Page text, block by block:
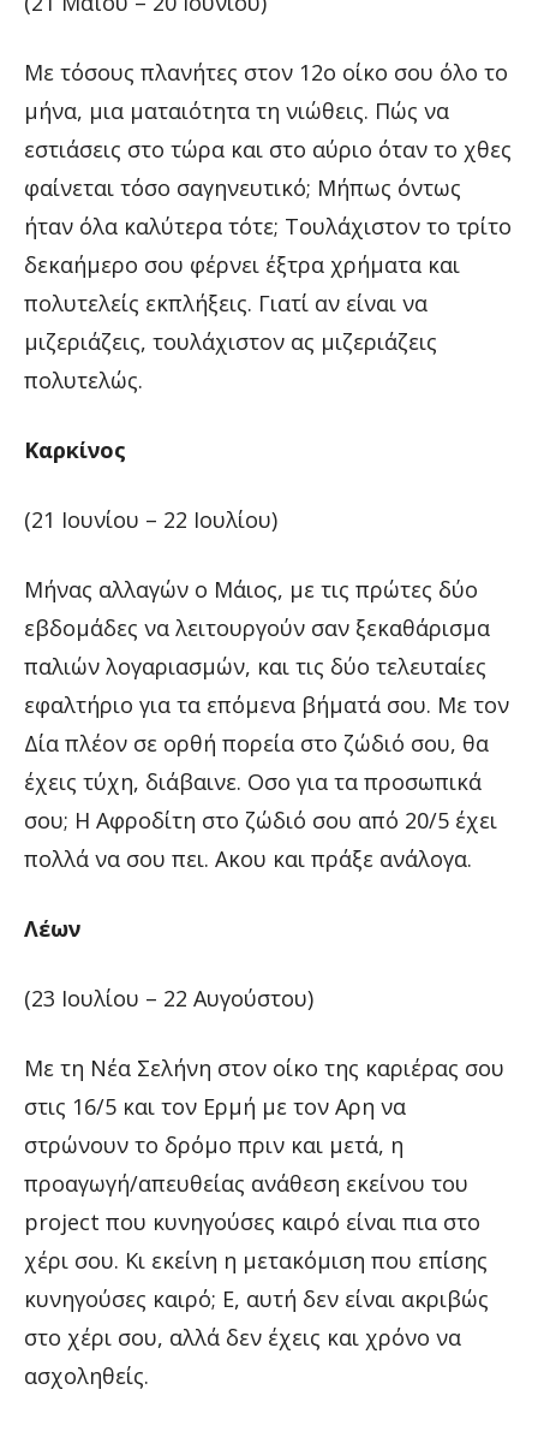
Με τόσους πλανήτες στον 12ο οίκο σου όλο το
μήνα, μια ματαιότητα τη νιώθεις. Πώς να
εστιάσεις στο τώρα και στο αύριο όταν το χθες
φαίνεται τόσο σαγηνευτικό; Μήπως όντως
ήταν όλα καλύτερα τότε; Τουλάχιστον το τρίτο
δεκαήμερο σου φέρνει έξτρα χρήματα και
πολυτελείς εκπλήξεις. Γιατί αν είναι να
μιζεριάζεις, τουλάχιστον ας μιζεριάζεις
πολυτελώς.
Καρκίνος
(21 Ιουνίου – 22 Ιουλίου)
Μήνας αλλαγών ο Μάιος, με τις πρώτες δύο
εβδομάδες να λειτουργούν σαν ξεκαθάρισμα
παλιών λογαριασμών, και τις δύο τελευταίες
εφαλτήριο για τα επόμενα βήματά σου. Με τον
Δία πλέον σε ορθή πορεία στο ζώδιό σου, θα
έχεις τύχη, διάβαινε. Οσο για τα προσωπικά
σου; Η Αφροδίτη στο ζώδιό σου από 20/5 έχει
πολλά να σου πει. Ακου και πράξε ανάλογα.
Λέων
(23 Ιουλίου – 22 Αυγούστου)
Με τη Νέα Σελήνη στον οίκο της καριέρας σου
στις 16/5 και τον Ερμή με τον Αρη να
στρώνουν το δρόμο πριν και μετά, η
προαγωγή/απευθείας ανάθεση εκείνου του
project που κυνηγούσες καιρό είναι πια στο
χέρι σου. Κι εκείνη η μετακόμιση που επίσης
κυνηγούσες καιρό; Ε, αυτή δεν είναι ακριβώς
στο χέρι σου, αλλά δεν έχεις και χρόνο να
ασχοληθείς.